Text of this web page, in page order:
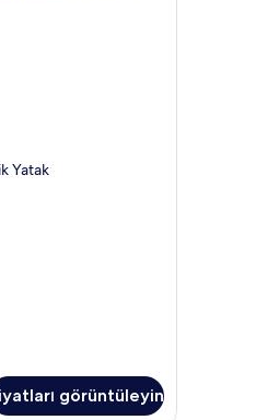
Yatak
görüntüleyin